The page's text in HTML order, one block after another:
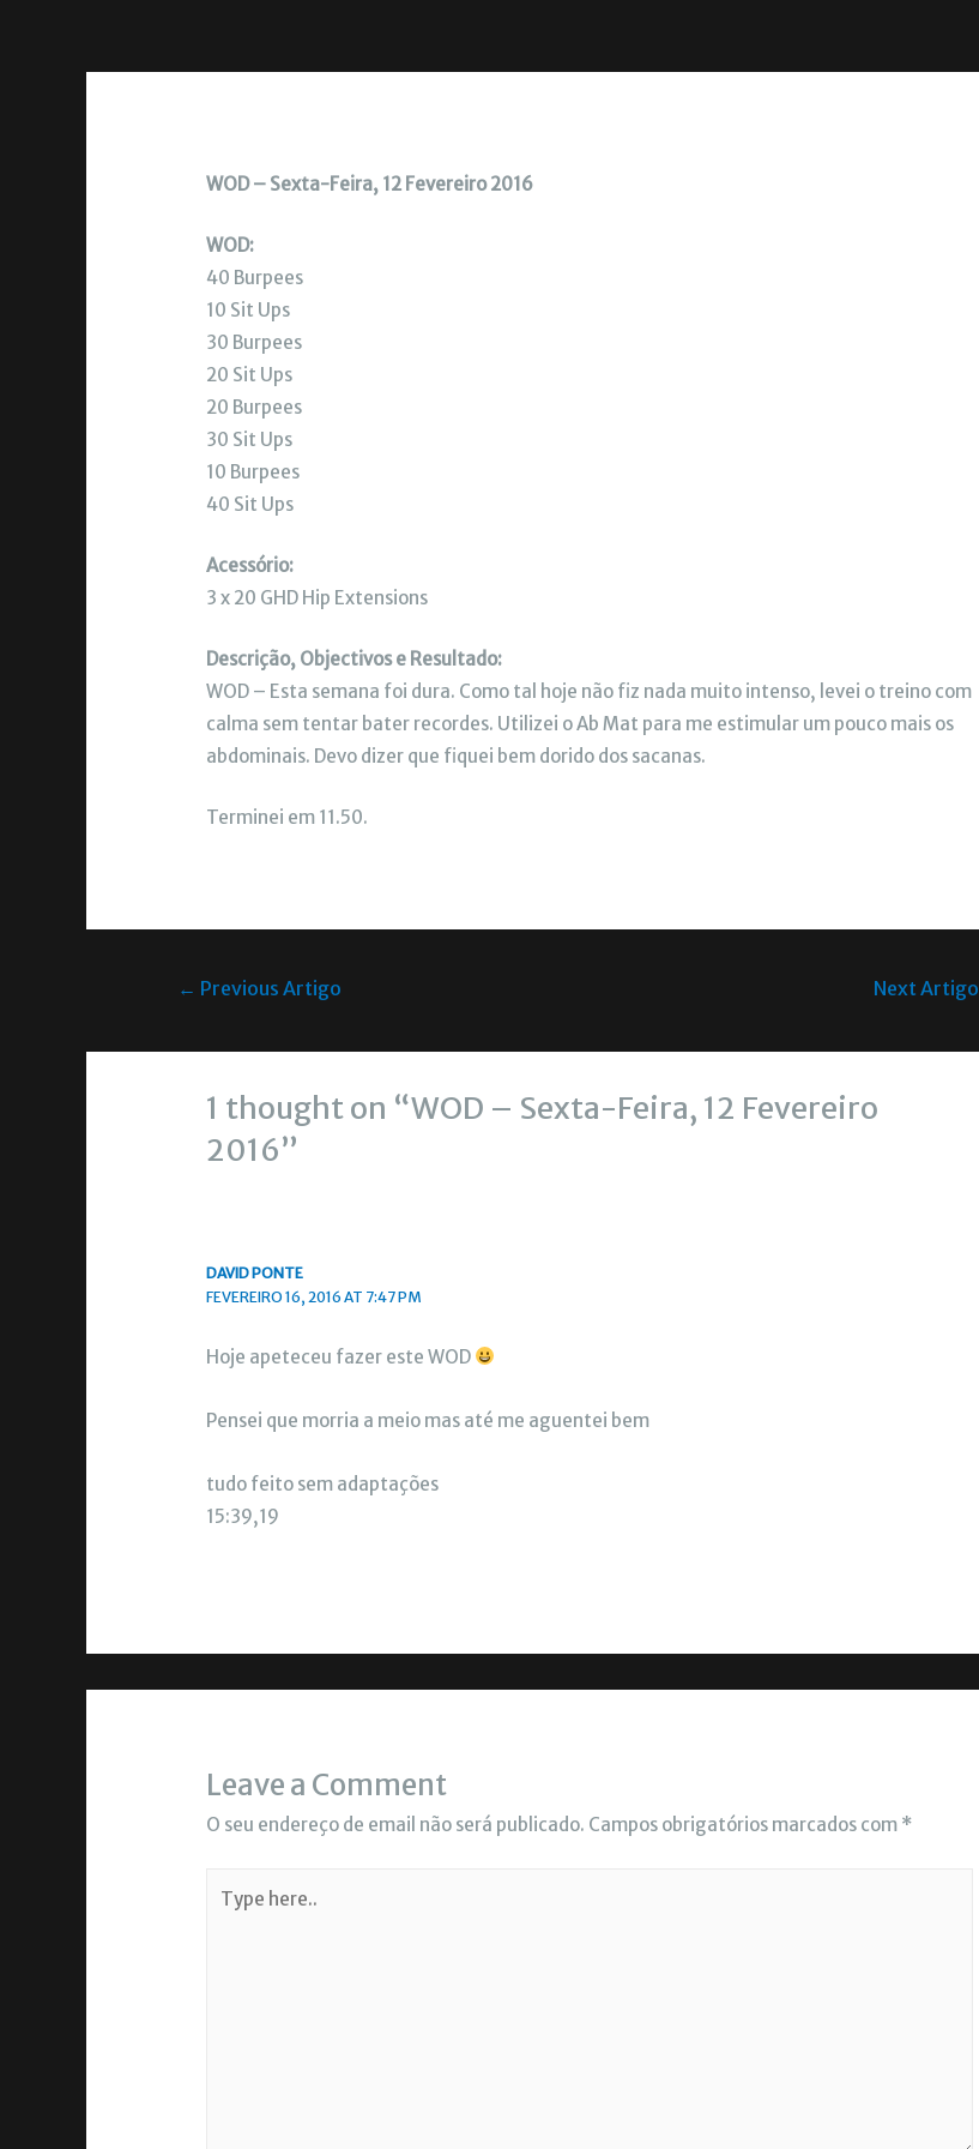
WOD – Sexta-Feira, 12 Fevereiro 2016
WOD:
40 Burpees
10 Sit Ups
30 Burpees
20 Sit Ups
20 Burpees
30 Sit Ups
10 Burpees
40 Sit Ups
Acessório:
3 x 20 GHD Hip Extensions
Descrição, Objectivos e Resultado:
WOD – Esta semana foi dura. Como tal hoje não fiz nada muito intenso, levei o treino com
calma sem tentar bater recordes. Utilizei o Ab Mat para me estimular um pouco mais os
abdominais. Devo dizer que fiquei bem dorido dos sacanas.
Terminei em 11.50.
← Previous Artigo Next Artigo
1 thought on “WOD – Sexta-Feira, 12 Fevereiro
2016”
DAVID PONTE
FEVEREIRO 16, 2016 AT 7:47 PM
Hoje apeteceu fazer este WOD
Pensei que morria a meio mas até me aguentei bem
tudo feito sem adaptações
15:39,19
Leave a Comment
O seu endereço de email não será publicado. Campos obrigatórios marcados com *